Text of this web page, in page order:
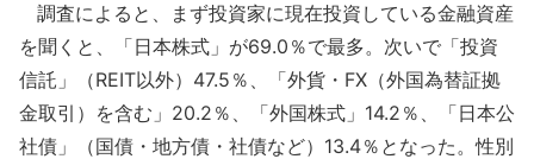
調査によると、まず投資家に現在投資している金融資産
を聞くと、「日本株式」が69.0％で最多。次いで「投資
信託」（REIT以外）47.5％、「外貨・FX（外国為替証拠
金取引）を含む」20.2％、「外国株式」14.2％、「日本公
社債」（国債・地方債・社債など）13.4％となった。性別